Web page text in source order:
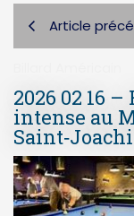
Article
2026 02 16
intense au